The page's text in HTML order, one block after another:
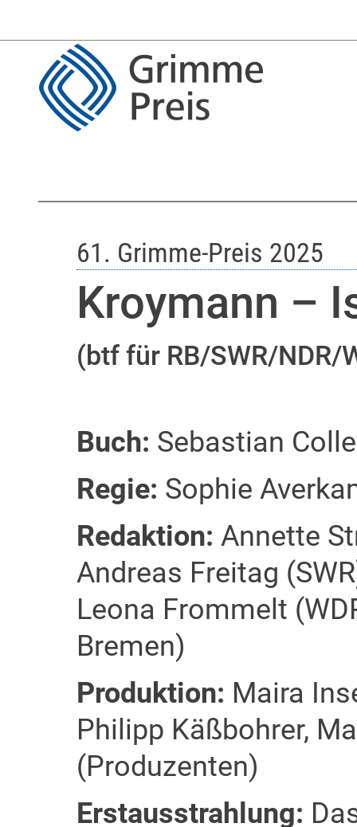
61. Grimme-Preis 2025
Kroymann –
(btf für RB/SWR/NDR/
Buch: Sebastian
Regie: Sophie
Redaktion: Annette
Andreas Freitag
Leona Frommelt
Bremen)
Produktion: Maira
Philipp Käßbohrer,
(Produzenten)
Erstausstrahlung: